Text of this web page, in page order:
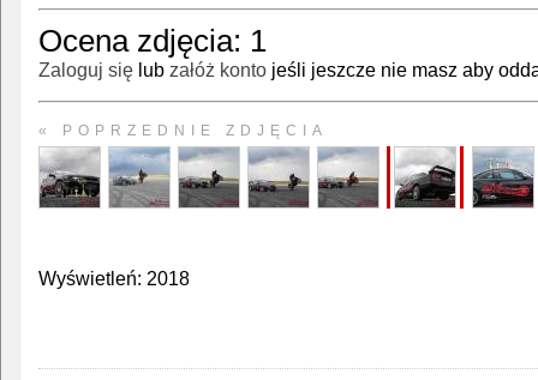
Ocena zdjęcia: 1
Zaloguj się lub załóż konto jeśli jeszcze nie masz aby
« POPRZEDNIE ZDJĘCIA
Wyświetleń: 2018